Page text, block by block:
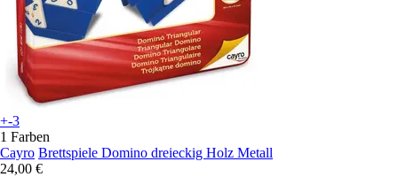
+-3
1 Farben
Cayro Brettspiele Domino dreieckig Holz Metall
24,00 €